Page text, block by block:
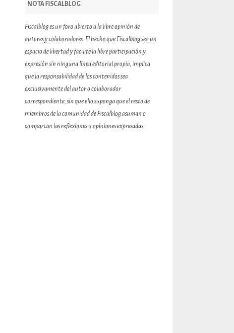
NOTA FISCALBLOG
Fiscalblog es un foro abierto a la libre opinión de
autores y colaboradores. El hecho que Fiscalblog sea un
espacio de libertad y facilite la libre participación y
expresión sin ninguna línea editorial propia, implica
que la responsabilidad de los contenidos sea
exclusivamente del autor o colaborador
correspondiente, sin que ello suponga que el resto de
miembros de la comunidad de Fiscalblog asuman o
compartan las reflexiones u opiniones expresadas.